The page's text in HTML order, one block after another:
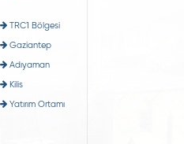
TRC1 Bölgesi
Gaziantep
Adıyaman
Kilis
Yatırım Ortamı